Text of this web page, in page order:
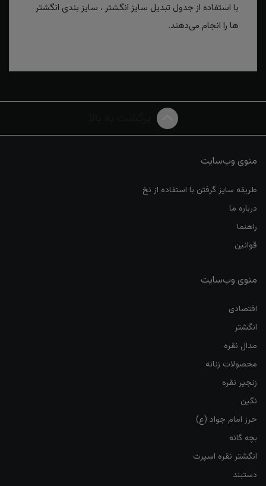
با استفاده از جدول تبدیل سایز انگشتر ، سایز بندی انگشتر
ها را انجام می‌دهند.
منوی وب‌سایت
طریقه سایز گرفتن با استفاده از نخ
درباره ما
راهنما
قوانین
منوی وب‌سایت
اقتصادی
انگشتر
مدال نقره
محصولات زنانه
زنجیر نقره
نگین
حرز امام جواد (ع)
بچه گانه
انگشتر نقره اسپرت
دستبند